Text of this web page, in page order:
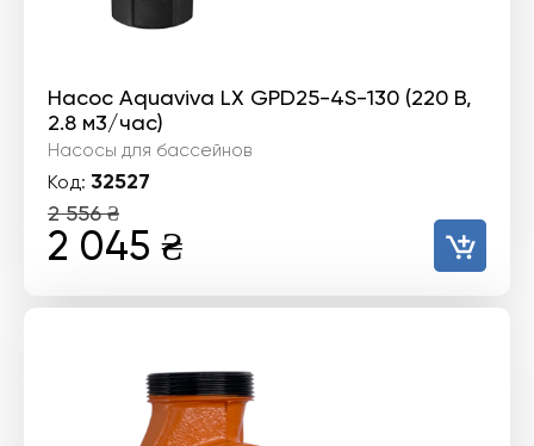
Насос Aquaviva LX GPD25-4S-130 (220 В,
2.8 м3/час)
Насосы для бассейнов
Код: 32527
2 556₴
Первоначальная
цена
556 ₴.
2 045 ₴
цена:
045 ₴.